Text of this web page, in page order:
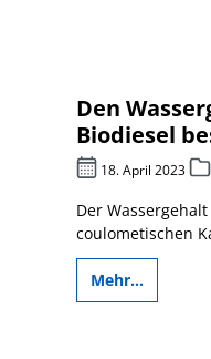
Den
Biodiesel
18. April 2023
Der
coulometischen
Mehr...